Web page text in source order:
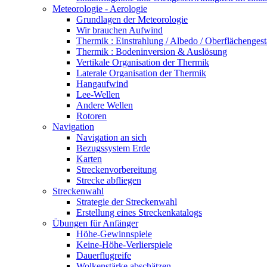
Meteorologie - Aerologie
Grundlagen der Meteorologie
Wir brauchen Aufwind
Thermik : Einstrahlung / Albedo /
Thermik : Bodeninversion & Auslösung
Vertikale Organisation der Thermik
Laterale Organisation der Thermik
Hangaufwind
Lee-Wellen
Andere Wellen
Rotoren
Navigation
Navigation an sich
Bezugssystem Erde
Karten
Streckenvorbereitung
Strecke abfliegen
Streckenwahl
Strategie der Streckenwahl
Erstellung eines Streckenkatalogs
Übungen für Anfänger
Höhe-Gewinnspiele
Keine-Höhe-Verlierspiele
Dauerflugreife